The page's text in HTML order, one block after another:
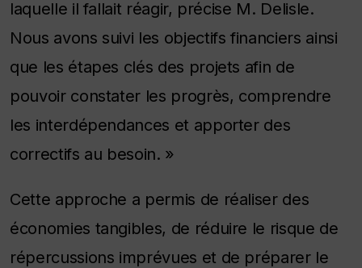
laquelle il fallait réagir, précise M. Delisle.
Nous avons suivi les objectifs financiers ainsi
que les étapes clés des projets afin de
pouvoir constater les progrès, comprendre
les interdépendances et apporter des
correctifs au besoin. »
Cette approche a permis de réaliser des
économies tangibles, de réduire le risque de
répercussions imprévues et de préparer le